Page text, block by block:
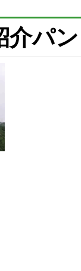
介パ